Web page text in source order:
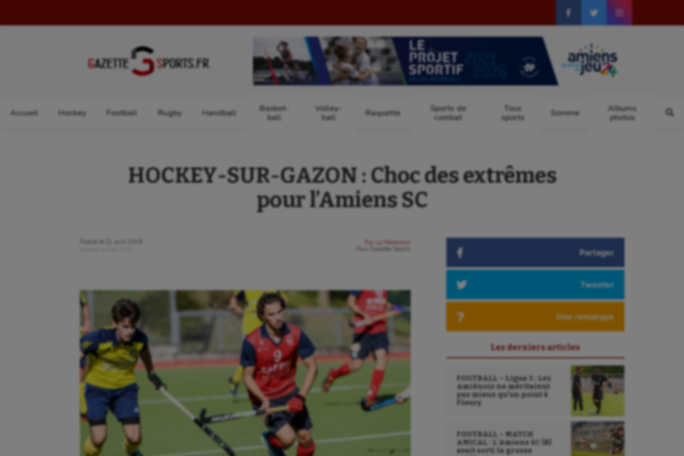
Accueil Hockey Football Rugby Handball
Basket-
ball
Volley-
ball
Raquette
Sports de
combat
Tous
sports
Somme
Albums
photos
HOCKEY-SUR-GAZON : Choc des extrêmes
pour l’Amiens SC
Publié le
21 avril 2018
Par
La Rédaction
Gazette Sports Partager
Tweeter
Une remarque
Les derniers articles
FOOTBALL – Ligue 3 : Les
Amiénois ne méritaient
pas mieux qu’un point à
Fleury
FOOTBALL – MATCH
AMICAL : L’Amiens SC (B)
avait sorti la grosse